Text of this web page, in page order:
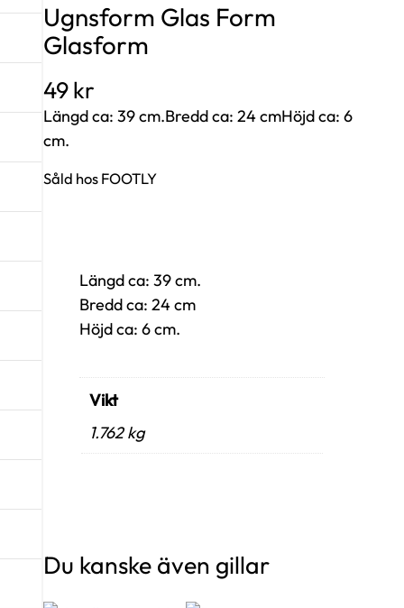
Ugnsform Glas Form
Glasform
49kr
Längd ca: 39 cm.Bredd ca: 24 cmHöjd ca: 6
cm.
Såld hos FOOTLY
Längd ca: 39 cm.
Bredd ca: 24 cm
Höjd ca: 6 cm.
Vikt
1.762 kg
Du kanske även gillar